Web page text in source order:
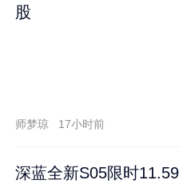
股
师梦琼 17小时前
深蓝全新S05限时